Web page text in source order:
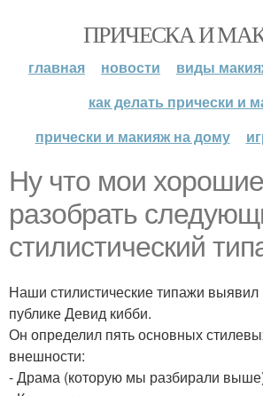
ПРИЧЕСКА И
главная новости
виды
как делать прически и
прически и макияж на дому
Ну что мои
разобрать
стилистический
Наши стилистические типажи
публике Девид кибби.
Он определил пять основных
внешности:
- Драма (которую мы разбирали